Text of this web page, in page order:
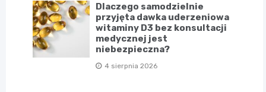
Dlaczego samodzielnie
przyjęta dawka uderzeniowa
witaminy D3 bez konsultacji
medycznej jest
niebezpieczna?
4 sierpnia 2026